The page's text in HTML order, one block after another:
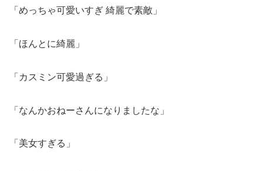
「めっちゃ可愛いすぎ 綺麗で素敵」
「ほんとに綺麗」
「カスミン可愛過ぎる」
「なんかおねーさんになりましたな」
「美女すぎる」